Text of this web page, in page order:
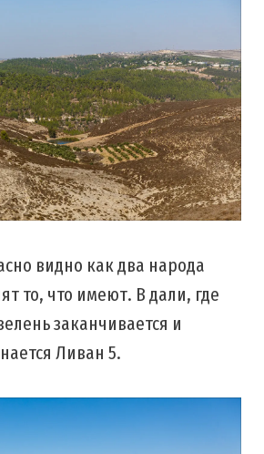
видно как два народа
то, что имеют. В дали, где
заканчивается и
Ливан 5.